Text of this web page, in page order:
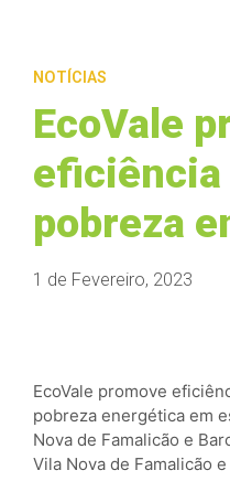
NOTÍCIAS
EcoVale
eficiência
pobreza
1 de Fevereiro, 2023
EcoVale promove
pobreza energética em
Nova de Famalicão e
Vila Nova de Famalicão